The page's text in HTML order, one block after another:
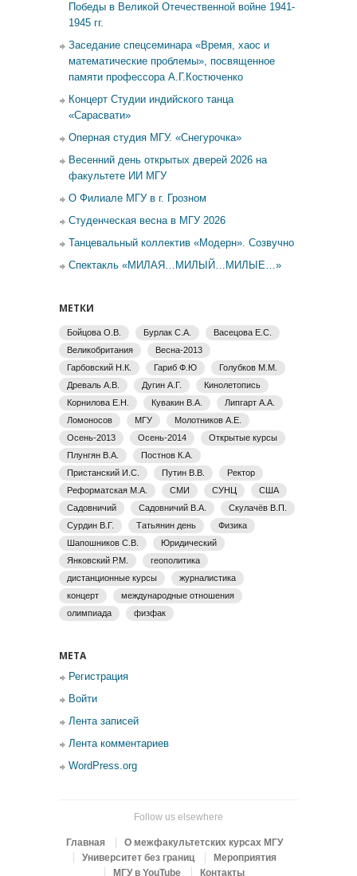
Победы в Великой Отечественной войне 1941-
1945 гг.
Заседание спецсеминара «Время, хаос и
математические проблемы», посвященное
памяти профессора А.Г.Костюченко
Концерт Студии индийского танца
«Сарасвати»
Оперная студия МГУ. «Снегурочка»
Весенний день открытых дверей 2026 на
факультете ИИ МГУ
О Филиале МГУ в г. Грозном
Студенческая весна в МГУ 2026
Танцевальный коллектив «Модерн». Созвучно
Спектакль «МИЛАЯ…МИЛЫЙ…МИЛЫЕ…»
МЕТКИ
Бойцова О.В. Бурлак С.А.
Васецова Е.С.
Великобритания
Весна-2013
Гарбовский Н.К.
Гариб Ф.Ю
Голубков М.М.
Древаль А.В.
Дугин А.Г.
Кинолетопись
Корнилова Е.Н.
Кувакин В.А.
Липгарт А.А.
Ломоносов
МГУ
Молотников А.Е.
Осень-2013
Осень-2014
Открытые курсы
Плунгян В.А.
Постнов К.А.
Пристанский И.С.
Путин В.В.
Ректор
Реформатская М.А.
СМИ СУНЦ
США
Садовничий
Садовничий В.А.
Скулачёв В.П.
Сурдин В.Г.
Татьянин день
Физика
Шапошников С.В.
Юридический
Янковский Р.М.
геополитика
дистанционные курсы
журналистика
концерт
международные отношения
олимпиада
физфак
МЕТА
Регистрация
Войти
Лента записей
Лента комментариев
WordPress.org
Follow us elsewhere
Главная
О межфакультетских курсах МГУ
Университет без границ
Мероприятия
МГУ в YouTube
Контакты